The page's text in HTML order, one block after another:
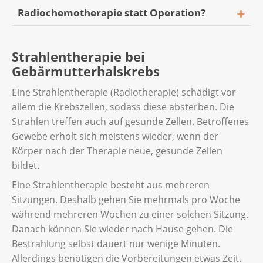
Krebszellen gefunden, bricht sie die
Operation ab. Stattdessen empfiehlt die
Radiochemotherapie (siehe unten).
Radiochemotherapie statt Operation?
fortgeschritten. Vielleicht ist der Tumor sehr
gross und hat beispielsweise die Vagina, den
Gebärmutter-Halteapparat oder die
Beckenlymphknoten befallen. Sie bräuchten
dann nach der Operation eine zusätzliche
Radiochemotherapie.
Die Kombination von Operation,
Strahlentherapie und Chemotherapie führt
zu vielen Nebenwirkungen. In diesem Fall
verzichtet die Ärztin oder der Arzt meistens
auf eine Operation. Gut zu wissen: Mit einer
alleinigen Radiochemotherapie ist trotzdem
eine Heilung möglich.
Strahlentherapie bei
Gebärmutterhalskrebs
Eine Strahlentherapie (Radiotherapie) schädigt vor
allem die Krebszellen, sodass diese absterben. Die
Strahlen treffen auch auf gesunde Zellen. Betroffenes
Gewebe erholt sich meistens wieder, wenn der
Körper nach der Therapie neue, gesunde Zellen
bildet.
Eine Strahlentherapie besteht aus mehreren
Sitzungen. Deshalb gehen Sie mehrmals pro Woche
während mehreren Wochen zu einer solchen Sitzung.
Danach können Sie wieder nach Hause gehen. Die
Bestrahlung selbst dauert nur wenige Minuten.
Allerdings benötigen die Vorbereitungen etwas Zeit.